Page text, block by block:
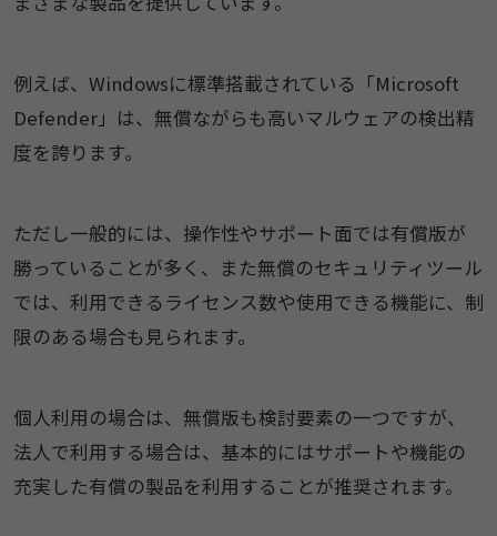
例えば、Windowsに標準搭載されている「Microsoft
Defender」は、無償ながらも高いマルウェアの検出精
度を誇ります。
ただし一般的には、操作性やサポート面では有償版が
勝っていることが多く、また無償のセキュリティツール
では、利用できるライセンス数や使用できる機能に、制
限のある場合も見られます。
個人利用の場合は、無償版も検討要素の一つですが、
法人で利用する場合は、基本的にはサポートや機能の
充実した有償の製品を利用することが推奨されます。